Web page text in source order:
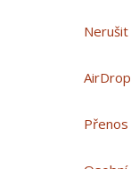
Nerušit